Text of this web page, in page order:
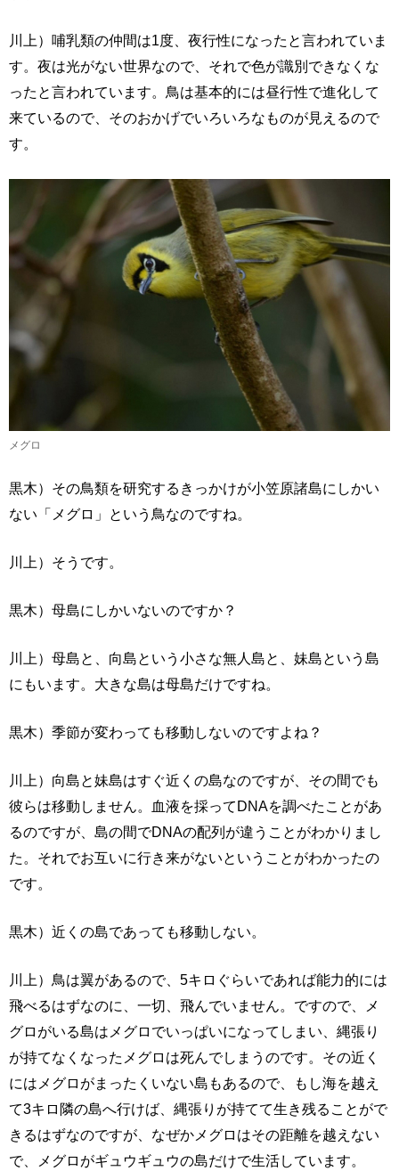
川上）哺乳類の仲間は1度、夜行性になったと言われていま
す。夜は光がない世界なので、それで色が識別できなくな
ったと言われています。鳥は基本的には昼行性で進化して
来ているので、そのおかげでいろいろなものが見えるので
す。
メグロ
黒木）その鳥類を研究するきっかけが小笠原諸島にしかい
ない「メグロ」という鳥なのですね。
川上）そうです。
黒木）母島にしかいないのですか？
川上）母島と、向島という小さな無人島と、妹島という島
にもいます。大きな島は母島だけですね。
黒木）季節が変わっても移動しないのですよね？
川上）向島と妹島はすぐ近くの島なのですが、その間でも
彼らは移動しません。血液を採ってDNAを調べたことがあ
るのですが、島の間でDNAの配列が違うことがわかりまし
た。それでお互いに行き来がないということがわかったの
です。
黒木）近くの島であっても移動しない。
川上）鳥は翼があるので、5キロぐらいであれば能力的には
飛べるはずなのに、一切、飛んでいません。ですので、メ
グロがいる島はメグロでいっぱいになってしまい、縄張り
が持てなくなったメグロは死んでしまうのです。その近く
にはメグロがまったくいない島もあるので、もし海を越え
て3キロ隣の島へ行けば、縄張りが持てて生き残ることがで
きるはずなのですが、なぜかメグロはその距離を越えない
で、メグロがギュウギュウの島だけで生活しています。